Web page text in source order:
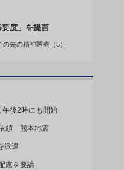
度」を提言
先の精神医療（5）
後2時にも開始
頼 熊本地震
派遣
慮を要請